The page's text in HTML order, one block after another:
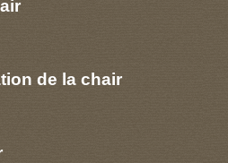
de la chair